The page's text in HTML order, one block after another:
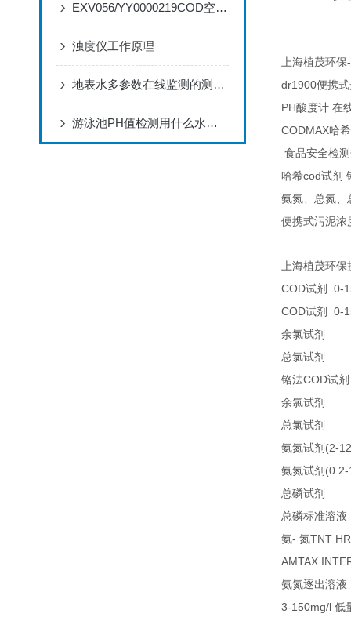
EXV056/YY0000219COD空气阀的特点和应用
浊度仪工作原理
地表水多参数在线监测的测量意义
游泳池PH值检测用什么水质检测仪
上海植茂环保-
dr1900便携
PH酸度计 在
CODMAX哈
食品安全检
哈希cod试剂
氨氮、总氮、
便携式污泥浓
上海植茂环保
COD试剂
0-
COD试剂 0-
余氯试剂
总氯试剂
铬法COD试剂
余氯试剂
总氯试剂
氨氮试剂 (2-
氨氮试剂
总磷试剂
总磷标准溶液
氨- 氮TNT HR
AMTAX
氨氮逐出溶液
3-150mg/l 低